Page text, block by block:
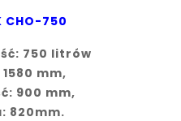
CHO-750
750 litrów
mm,
900 mm,
820mm.